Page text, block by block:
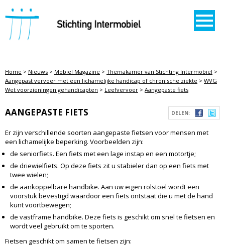
STICHTING INTERMOBIEL
Home > Nieuws > Mobiel Magazine > Themakamer van Stichting Intermobiel >
Aangepast vervoer met een lichamelijke handicap of chronische ziekte > WVG
Wet voorzieningen gehandicapten > Leefvervoer > Aangepaste fiets
DELEN:
AANGEPASTE FIETS
Er zijn verschillende soorten aangepaste fietsen voor mensen met
een lichamelijke beperking. Voorbeelden zijn:
de seniorfiets. Een fiets met een lage instap en een motortje;
de driewielfiets. Op deze fiets zit u stabieler dan op een fiets met
twee wielen;
de aankoppelbare handbike. Aan uw eigen rolstoel wordt een
voorstuk bevestigd waardoor een fiets ontstaat die u met de hand
kunt voortbewegen;
de vastframe handbike. Deze fiets is geschikt om snel te fietsen en
wordt veel gebruikt om te sporten.
Fietsen geschikt om samen te fietsen zijn: